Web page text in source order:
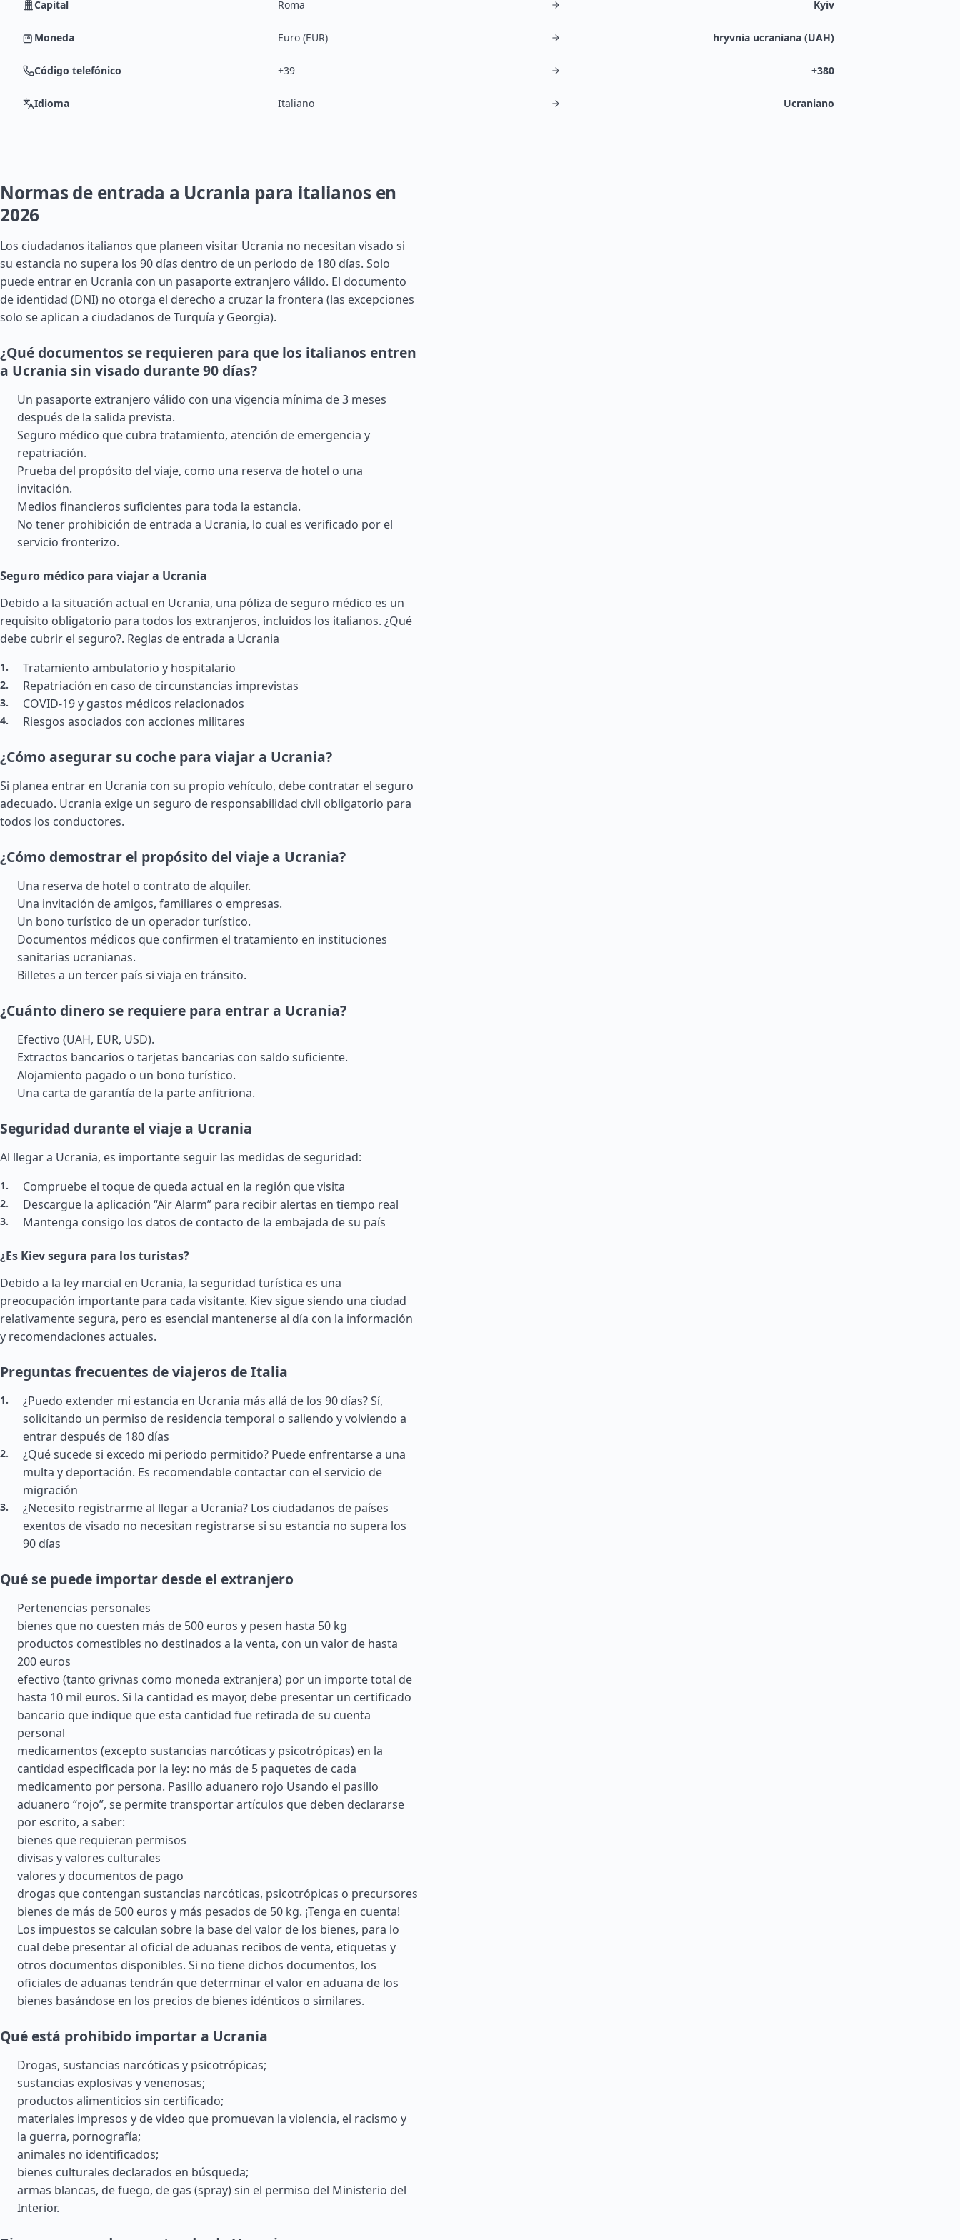
Capital Roma Kyiv
Moneda Euro (EUR) hryvnia ucraniana (UAH)
Código telefónico +39 +380
Idioma Italiano Ucraniano
Normas de entrada a Ucrania para italianos en
2026
Los ciudadanos italianos que planeen visitar Ucrania no necesitan visado si
su estancia no supera los 90 días dentro de un periodo de 180 días. Solo
puede entrar en Ucrania con un pasaporte extranjero válido. El documento
de identidad (DNI) no otorga el derecho a cruzar la frontera (las excepciones
solo se aplican a ciudadanos deTurquía y Georgia).
¿Qué documentos se requieren para que los italianos entren
a Ucrania sin visado durante 90 días?
Un pasaporte extranjero válido con una vigencia mínima de 3 meses
después de la salida prevista.
Seguro médico que cubra tratamiento, atención de emergencia y
repatriación.
Prueba del propósito del viaje, como una reserva de hotel o una
invitación.
Medios financieros suficientes para toda la estancia.
No tener prohibición de entrada a Ucrania, lo cual es verificado por el
servicio fronterizo.
Seguro médico para viajar a Ucrania
Debido a la situación actual en Ucrania, una póliza de seguro médico es un
requisito obligatorio para todos los extranjeros, incluidos los italianos. ¿Qué
debe cubrir el seguro?. Reglas de entrada a Ucrania
Tratamiento ambulatorio y hospitalario
Repatriación en caso de circunstancias imprevistas
COVID-19 y gastos médicos relacionados
Riesgos asociados con acciones militares
¿Cómo asegurar su coche para viajar a Ucrania?
Si planea entrar en Ucrania con su propio vehículo, debe contratar el seguro
adecuado. Ucrania exige un seguro de responsabilidad civil obligatorio para
todos los conductores.
¿Cómo demostrar el propósito del viaje a Ucrania?
Una reserva de hotel o contrato de alquiler.
Una invitación de amigos, familiares o empresas.
Un bono turístico de un operador turístico.
Documentos médicos que confirmen el tratamiento en instituciones
sanitarias ucranianas.
Billetes a un tercer país si viaja en tránsito.
¿Cuánto dinero se requiere para entrar a Ucrania?
Efectivo (UAH, EUR, USD).
Extractos bancarios o tarjetas bancarias con saldo suficiente.
Alojamiento pagado o un bono turístico.
Una carta de garantía de la parte anfitriona.
Seguridad durante el viaje a Ucrania
Al llegar a Ucrania, es importante seguir las medidas de seguridad:
Compruebe el toque de queda actual en la región que visita
Descargue la aplicación “Air Alarm” para recibir alertas en tiempo real
Mantenga consigo los datos de contacto de la embajada de su país
¿Es Kiev segura para los turistas?
Debido a la ley marcial en Ucrania, la seguridad turística es una
preocupación importante para cada visitante. Kiev sigue siendo una ciudad
relativamente segura, pero es esencial mantenerse al día con la información
y recomendaciones actuales.
Preguntas frecuentes de viajeros de Italia
¿Puedo extender mi estancia en Ucrania más allá de los 90 días? Sí,
solicitando un permiso de residencia temporal o saliendo y volviendo a
entrar después de 180 días
¿Qué sucede si excedo mi periodo permitido? Puede enfrentarse a una
multa y deportación. Es recomendable contactar con el servicio de
migración
¿Necesito registrarme al llegar a Ucrania? Los ciudadanos de países
exentos de visado no necesitan registrarse si su estancia no supera los
90 días
Qué se puede importar desde el extranjero
Pertenencias personales
bienes que no cuesten más de 500 euros y pesen hasta 50 kg
productos comestibles no destinados a la venta, con un valor de hasta
200 euros
efectivo (tanto grivnas como moneda extranjera) por un importe total de
hasta 10 mil euros. Si la cantidad es mayor, debe presentar un certificado
bancario que indique que esta cantidad fue retirada de su cuenta
personal
medicamentos (excepto sustancias narcóticas y psicotrópicas) en la
cantidad especificada por la ley: no más de 5 paquetes de cada
medicamento por persona. Pasillo aduanero rojo Usando el pasillo
aduanero “rojo”, se permite transportar artículos que deben declararse
por escrito, a saber:
bienes que requieran permisos
divisas y valores culturales
valores y documentos de pago
drogas que contengan sustancias narcóticas, psicotrópicas o precursores
bienes de más de 500 euros y más pesados de 50 kg. ¡Tenga en cuenta!
Los impuestos se calculan sobre la base del valor de los bienes, para lo
cual debe presentar al oficial de aduanas recibos de venta, etiquetas y
otros documentos disponibles. Si no tiene dichos documentos, los
oficiales de aduanas tendrán que determinar el valor en aduana de los
bienes basándose en los precios de bienes idénticos o similares.
Qué está prohibido importar a Ucrania
Drogas, sustancias narcóticas y psicotrópicas;
sustancias explosivas y venenosas;
productos alimenticios sin certificado;
materiales impresos y de video que promuevan la violencia, el racismo y
la guerra, pornografía;
animales no identificados;
bienes culturales declarados en búsqueda;
armas blancas, de fuego, de gas (spray) sin el permiso del Ministerio del
Interior.